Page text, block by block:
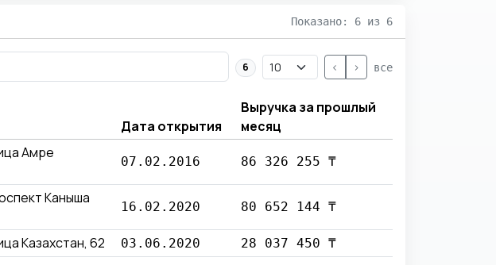
Показано: 6 из 6
6 < > все
Дата открытия
Выручка за прошлый
месяц
Амре
07.02.2016 86 326 255 ₸
Каныша
16.02.2020 80 652 144 ₸
Казахстан, 62 03.06.2020 28 037 450 ₸